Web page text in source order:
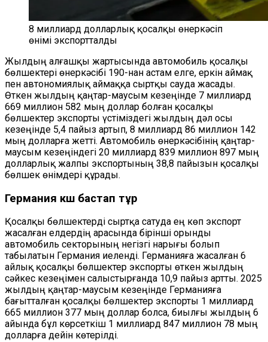
8 миллиард долларлық қосалқы өнеркәсіп
өнімі экспортталды
Жылдың алғашқы жартысында автомобиль қосалқы
бөлшектері өнеркәсібі 190-нан астам елге, еркін аймақ
пен автономиялық аймаққа сыртқы сауда жасады.
Өткен жылдың қаңтар-маусым кезеңінде 7 миллиард
669 миллион 582 мың доллар болған қосалқы
бөлшектер экспорты үстіміздегі жылдың дәл осы
кезеңінде 5,4 пайыз артып, 8 миллиард 86 миллион 142
мың долларға жетті. Автомобиль өнеркәсібінің қаңтар-
маусым кезеңіндегі 20 миллиард 839 миллион 897 мың
долларлық жалпы экспортының 38,8 пайызын қосалқы
бөлшек өнімдері құрады.
Германия көш бастап тұр
Қосалқы бөлшектерді сыртқа сатуда ең көп экспорт
жасалған елдердің арасында бірінші орынды
автомобиль секторының негізгі нарығы болып
табылатын Германия иеленді. Германияға жасалған 6
айлық қосалқы бөлшектер экспорты өткен жылдың
сәйкес кезеңімен салыстырғанда 10,9 пайыз артты. 2025
жылдың қаңтар-маусым кезеңінде Германияға
бағытталған қосалқы бөлшектер экспорты 1 миллиард
665 миллион 377 мың доллар болса, биылғы жылдың 6
айында бұл көрсеткіш 1 миллиард 847 миллион 78 мың
долларға дейін көтерілді.